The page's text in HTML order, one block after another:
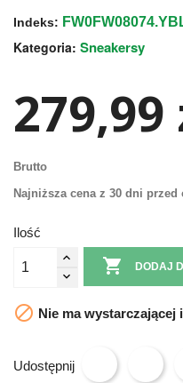
Indeks:
Kategoria: Sneakersy
279,99
Brutto
Najniższa cena z 30 dni przed
Ilość
 DODAJ
 Nie ma
Udostępnij